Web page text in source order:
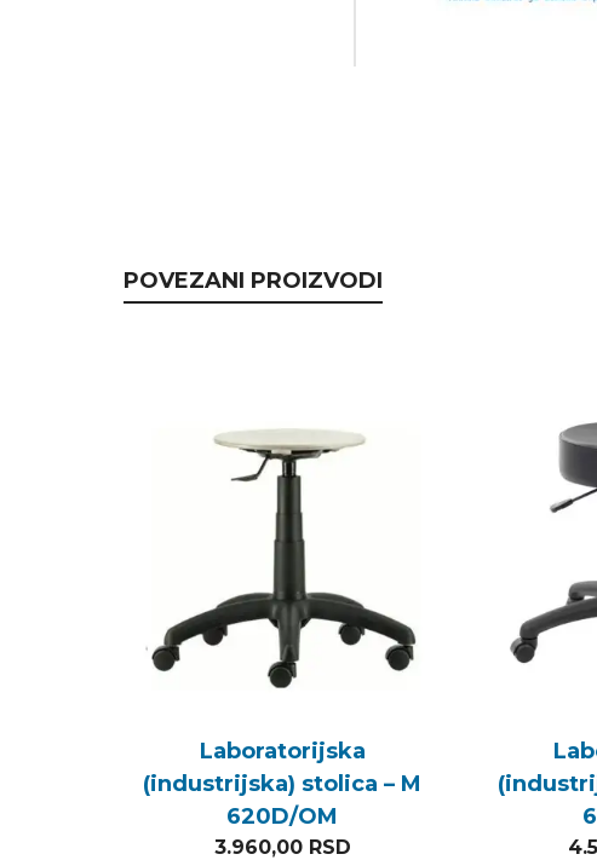
POVEZANI PROIZVODI
Laboratorijska
(industrijska) stolica – M
620D/OM
3.960,00 RSD